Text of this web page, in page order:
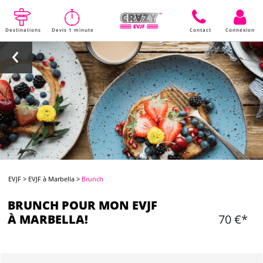
Destinations Devis 1 minute Contact Connexion
EVJF > EVJF à Marbella > Brunch
BRUNCH POUR MON EVJF
À MARBELLA!
70 €*